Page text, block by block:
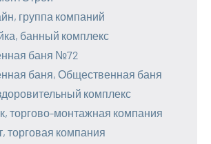
группа компаний
банный комплекс
баня №72
баня, Общественная баня
комплекс
торгово-монтажная компания
торговая компания